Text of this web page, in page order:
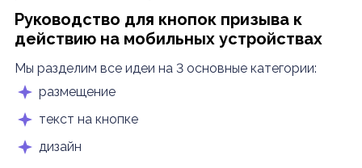
Руководство для кнопок призыва к
действию на мобильных устройствах
Мы разделим все идеи на 3 основные категории:
размещение
текст на кнопке
дизайн